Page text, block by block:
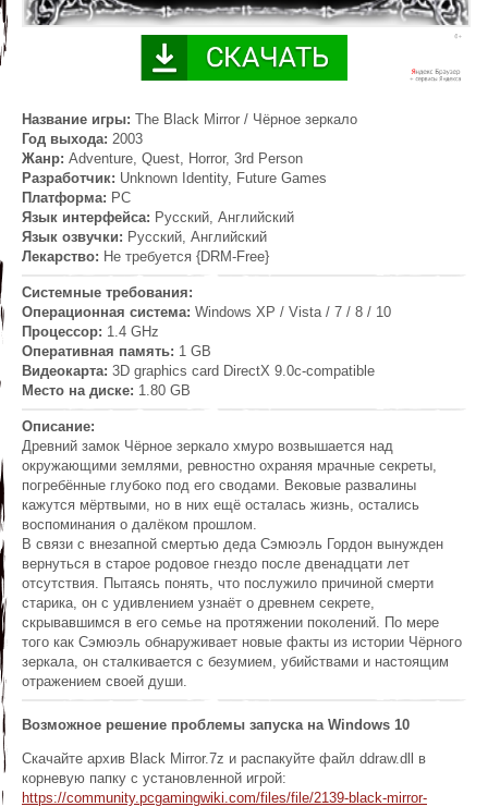
Название игры: The Black Mirror / Чёрное зеркало
Год выхода: 2003
Жанр: Adventure, Quest, Horror, 3rd Person
Разработчик: Unknown Identity, Future Games
Платформа: PC
Язык интерфейса: Русский, Английский
Язык озвучки: Русский, Английский
Лекарство: Не требуется {DRM-Free}
Системные требования:
Операционная система: Windows XP / Vista / 7 / 8 / 10
Процессор: 1.4 GHz
Оперативная память: 1 GB
Видеокарта: 3D graphics card DirectX 9.0c-compatible
Место на диске: 1.80 GB
Описание:
Древний замок Чёрное зеркало хмуро возвышается над
окружающими землями, ревностно охраняя мрачные секреты,
погребённые глубоко под его сводами. Вековые развалины
кажутся мёртвыми, но в них ещё осталась жизнь, остались
воспоминания о далёком прошлом.
В связи с внезапной смертью деда Сэмюэль Гордон вынужден
вернуться в старое родовое гнездо после двенадцати лет
отсутствия. Пытаясь понять, что послужило причиной смерти
старика, он с удивлением узнаёт о древнем секрете,
скрывавшимся в его семье на протяжении поколений. По мере
того как Сэмюэль обнаруживает новые факты из истории Чёрного
зеркала, он сталкивается с безумием, убийствами и настоящим
отражением своей души.
Возможное решение проблемы запуска на Windows 10
Скачайте архив Black Mirror.7z и распакуйте файл ddraw.dll в
корневую папку с установленной игрой:
https://community.pcgamingwiki.com/files/file/2139-black-mirror-